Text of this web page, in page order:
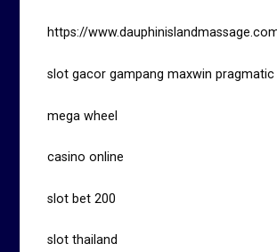
https://
slot gacor gampang maxwin pragmatic
mega wheel
casino online
slot bet 200
slot thailand